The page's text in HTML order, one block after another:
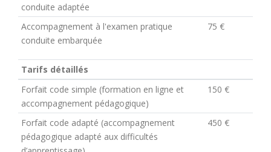
conduite adaptée
Accompagnement à l'examen pratique
conduite embarquée
75 €
Tarifs détaillés
Forfait code simple (formation en ligne et
accompagnement pédagogique)
150 €
Forfait code adapté (accompagnement
pédagogique adapté aux difficultés
450 €